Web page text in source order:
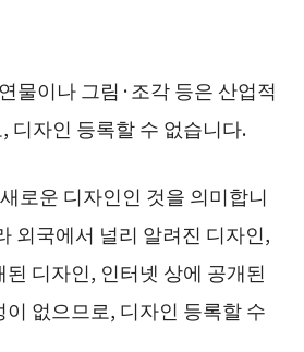
물이나 그림·조각 등은 산업적
디자인 등록할 수 없습니다.
로운 디자인인 것을 의미합니
외국에서 널리 알려진 디자인,
디자인, 인터넷 상에 공개된
없으므로, 디자인 등록할 수